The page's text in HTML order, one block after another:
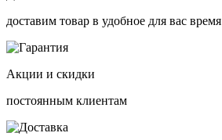
доставим товар в удобное для вас время
Акции и скидки
постоянным клиентам